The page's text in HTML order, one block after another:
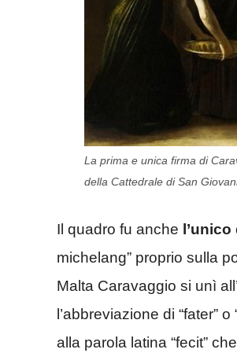
La prima e unica firma di
della Cattedrale di San
Il quadro fu anche
michelang” proprio sulla
Malta Caravaggio si unì
l’abbreviazione di “fater”
alla parola latina “fecit”